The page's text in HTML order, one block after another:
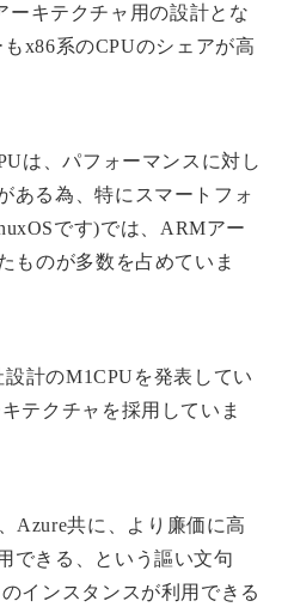
ーキテクチャ用の設計とな
x86系のCPUのシェアが高
は、パフォーマンスに対し
ある為、特にスマートフォ
です)では、ARMアー
ものが多数を占めていま
計のM1CPUを発表してい
テクチャを採用していま
Azure共に、より廉価に高
できる、という謳い文句
インスタンスが利用できる